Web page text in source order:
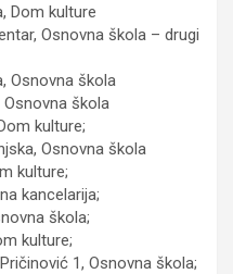
Dom kulture
Osnovna škola – drugi
Osnovna škola
škola
kulture;
Osnovna škola
kulture;
kancelarija;
škola;
kulture;
1, Osnovna škola;